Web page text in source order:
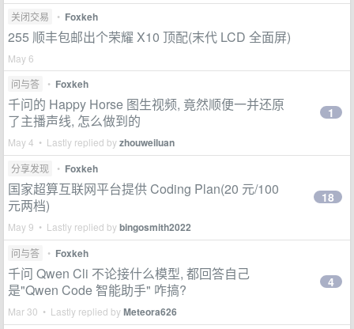
关闭交易
• Foxkeh
255 顺丰包邮出个荣耀 X10 顶配(末代 LCD 全面屏)
May 6
问与答
• Foxkeh
千问的 Happy Horse 图生视频, 竟然顺便一并还原
了主播声线, 怎么做到的
May 4 • Lastly replied byzhouweiluan
1
分享发现 • Foxkeh
国家超算互联网平台提供 Coding Plan(20 元/100
元两档)
May 9 • Lastly replied bybingosmith2022
18
问与答 • Foxkeh
千问 Qwen Cli 不论接什么模型, 都回答自己
是"Qwen Code 智能助手" 咋搞?
Mar 30 • Lastly replied byMeteora626
4